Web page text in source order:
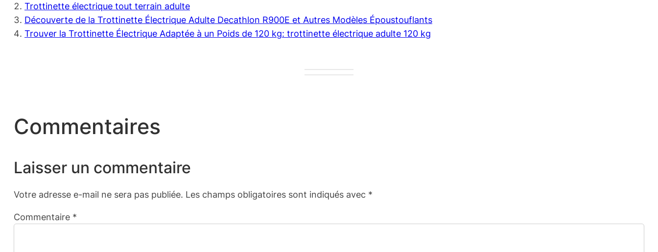
Trottinette électrique tout terrain adulte
Découverte de la Trottinette Électrique Adulte Decathlon R900E et Autres Modèles Époustouflants
Trouver la Trottinette Électrique Adaptée à un Poids de 120 kg: trottinette électrique adulte 120 kg
Commentaires
Laisser un commentaire
Votre adresse e-mail ne sera pas publiée. Les champs obligatoires sont indiqués avec *
Commentaire *